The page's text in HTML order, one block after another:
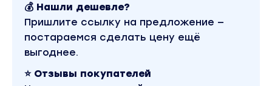
занимаясь любимым делом и ежедневно
совершенствуется в творчестве, окружая себя
талантливыми артистами
Вы находитесь на странице товара «Ана Бастон -
лучшем качестве без водяных знаков. Скриншоты
💰 Нашли дешевле?
Пришлите ссылку на предложение —
постараемся сделать цену ещё
выгоднее.
⭐ Отзывы покупателей